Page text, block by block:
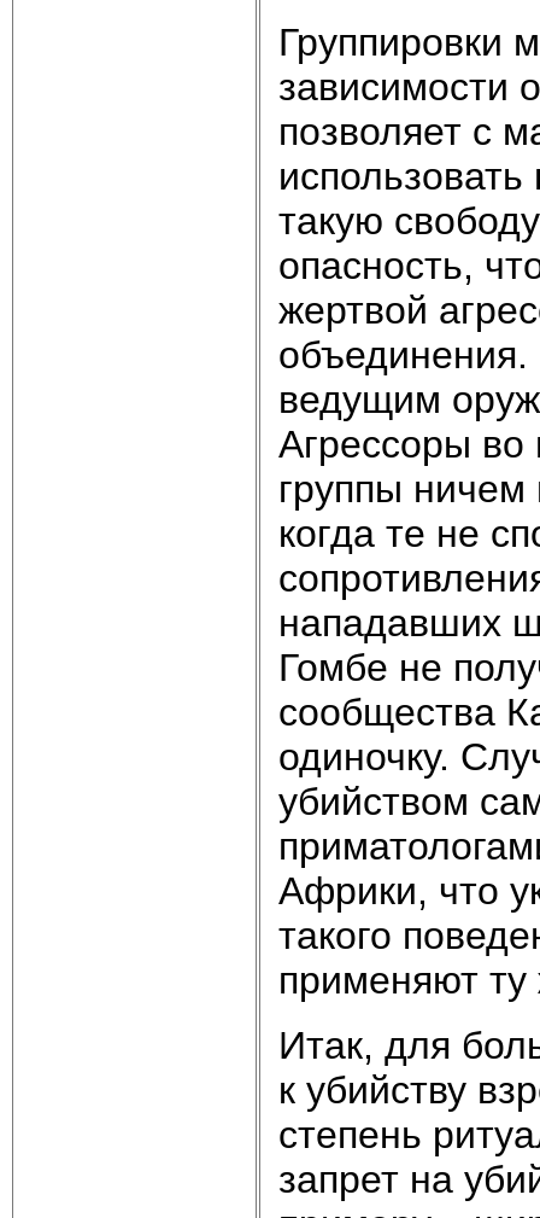
Группировки
зависимости
позволяет с
такую
опасность,
жертвой
объединения.
ведущим
Агрессоры во
группы ничем
когда те не
нападавших
Гомбе не
сообщества
одиночку.
убийством
Африки, что
такого
применяют ту
Итак, для
к убийству
степень
запрет на